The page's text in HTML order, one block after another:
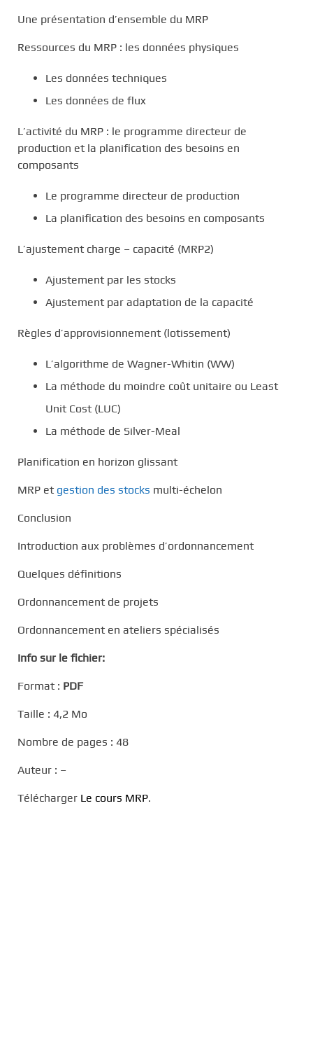
Une présentation d’ensemble du MRP
Ressources du MRP : les données physiques
Les données techniques
Les données de flux
L’activité du MRP : le programme directeur de
production et la planification des besoins en
composants
Le programme directeur de production
La planification des besoins en composants
L’ajustement charge – capacité (MRP2)
Ajustement par les stocks
Ajustement par adaptation de la capacité
Règles d’approvisionnement (lotissement)
L’algorithme de Wagner-Whitin (WW)
La méthode du moindre coût unitaire ou Least
Unit Cost (LUC)
La méthode de Silver-Meal
Planification en horizon glissant
MRP et gestion des stocks multi-échelon
Conclusion
Introduction aux problèmes d’ordonnancement
Quelques définitions
Ordonnancement de projets
Ordonnancement en ateliers spécialisés
Info sur le fichier:
Format : PDF
Taille : 4,2 Mo
Nombre de pages : 48
Auteur : –
Télécharger Le cours MRP.